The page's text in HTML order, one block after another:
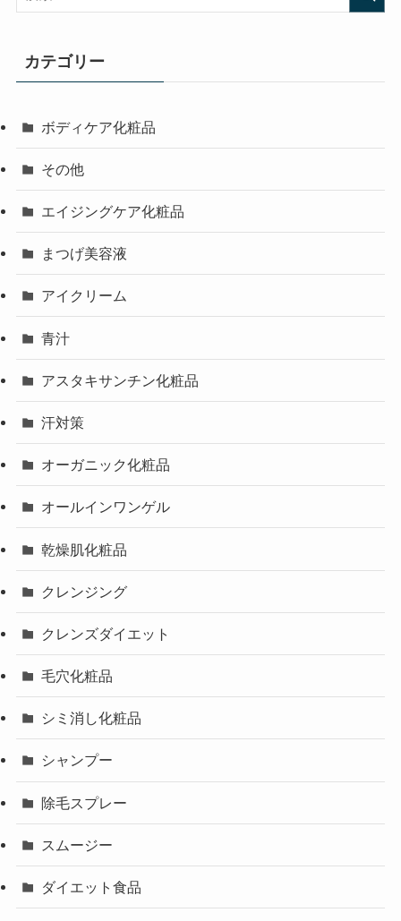
カテゴリー
ボディケア化粧品
その他
エイジングケア化粧品
まつげ美容液
アイクリーム
青汁
アスタキサンチン化粧品
汗対策
オーガニック化粧品
オールインワンゲル
乾燥肌化粧品
クレンジング
クレンズダイエット
毛穴化粧品
シミ消し化粧品
シャンプー
除毛スプレー
スムージー
ダイエット食品